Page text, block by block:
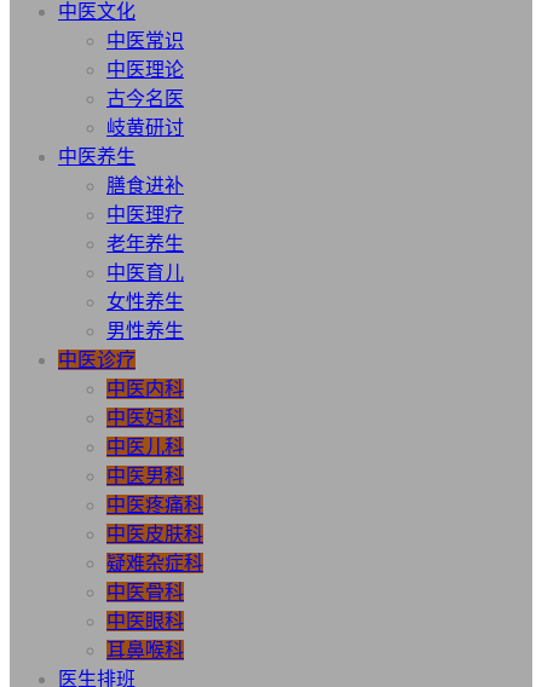
中医文化
中医常识
中医理论
古今名医
岐黄研讨
中医养生
膳食进补
中医理疗
老年养生
中医育儿
女性养生
男性养生
中医诊疗
中医内科
中医妇科
中医儿科
中医男科
中医疼痛科
中医皮肤科
疑难杂症科
中医骨科
中医眼科
耳鼻喉科
医生排班